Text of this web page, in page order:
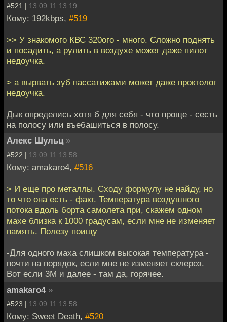
#521 | 13.09.11 13:19
Кому: 192kbps, #519
>> У знакомого КВС 320ого - много. Сложно поднять
и посадить, а рулить в воздухе может даже пилот
недоучка.
> а вырвать зуб пассатижами может даже проктолог
недоучка.
Дык определись хотя б для себя - что проще - сесть
на полосу или въебашиться в полосу.
Алекс Шульц »
#522 | 13.09.11 13:58
Кому: amakaro4, #516
> И еще про металлы. Сходу формулу не найду, но
то что она есть - факт. Температура воздушного
потока вдоль борта самолета при, скажем одном
махе близка к 1000 градусам, если мне не изменяет
память. Полезу поищу
-Для одного маха слишком высокая температура -
почти на порядок, если мне не изменяет склероз.
Вот если 3М и далее - там да, горячее.
amakaro4 »
#523 | 13.09.11 13:58
Кому: Sweet Death, #520